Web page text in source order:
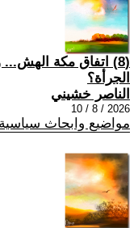
(8) اتفاق مكة
الجرأة؟
الناصر خشيني
2026 / 8 / 10
مواضيع وابحاث سياسية